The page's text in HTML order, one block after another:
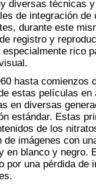
diversas técnicas
de integración de
durante este
registro y
rico
hasta comienzos
estas películas en
en diversas
estándar. Estas
de los
imágenes con
en blanco y negro.
por una pérdida de